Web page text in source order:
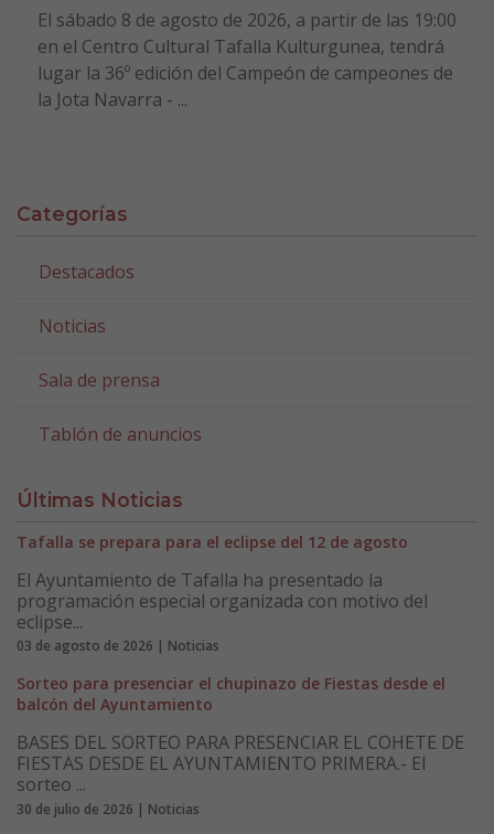
El sábado 8 de agosto de 2026, a partir de las 19:00
en el Centro Cultural Tafalla Kulturgunea, tendrá
lugar la 36º edición del Campeón de campeones de
la Jota Navarra - ...
Categorías
Destacados
Noticias
Sala de prensa
Tablón de anuncios
Últimas Noticias
Tafalla se prepara para el eclipse del 12 de agosto
El Ayuntamiento de Tafalla ha presentado la
programación especial organizada con motivo del
eclipse...
03 de agosto de 2026 | Noticias
Sorteo para presenciar el chupinazo de Fiestas desde el
balcón del Ayuntamiento
BASES DEL SORTEO PARA PRESENCIAR EL COHETE DE
FIESTAS DESDE EL AYUNTAMIENTO PRIMERA.- El
sorteo ...
30 de julio de 2026 | Noticias